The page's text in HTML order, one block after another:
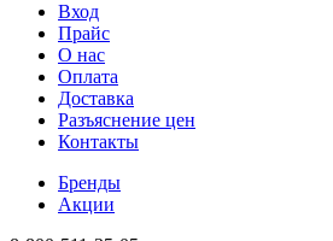
Вход
Прайс
О нас
Оплата
Доставка
Разъяснение цен
Контакты
Бренды
Акции